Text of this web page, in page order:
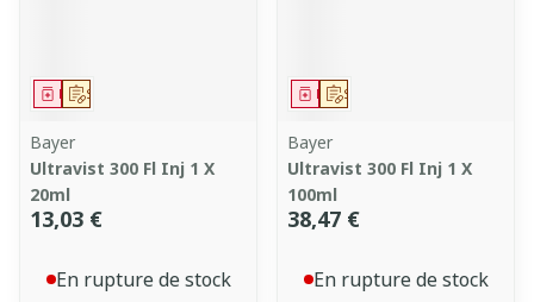
Sur prescription
Médicament
Bayer
Ultravist 300 Fl Inj 1 X
20ml
13,03 €
En rupture de stock
Sur prescription
Médicament
Bayer
Ultravist 300 Fl Inj 1 X
100ml
38,47 €
En rupture de stock